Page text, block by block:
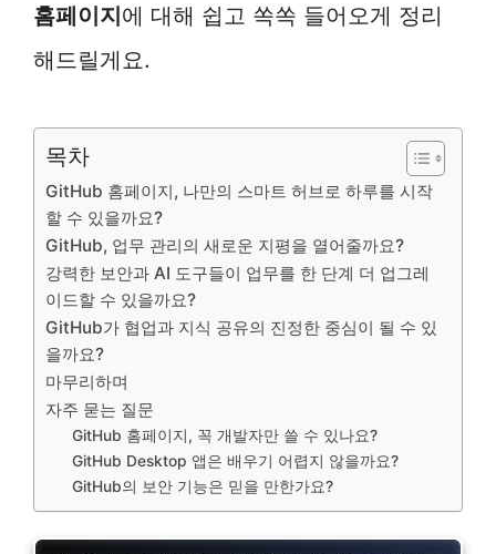
홈페이지에 대해 쉽고 쏙쏙 들어오게 정리
해드릴게요.
목차
GitHub 홈페이지, 나만의 스마트 허브로 하루를 시작
할 수 있을까요?
GitHub, 업무 관리의 새로운 지평을 열어줄까요?
강력한 보안과 AI 도구들이 업무를 한 단계 더 업그레
이드할 수 있을까요?
GitHub가 협업과 지식 공유의 진정한 중심이 될 수 있
을까요?
마무리하며
자주 묻는 질문
GitHub 홈페이지, 꼭 개발자만 쓸 수 있나요?
GitHub Desktop 앱은 배우기 어렵지 않을까요?
GitHub의 보안 기능은 믿을 만한가요?